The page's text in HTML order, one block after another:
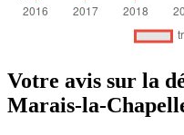
Votre avis sur la
Marais-la-